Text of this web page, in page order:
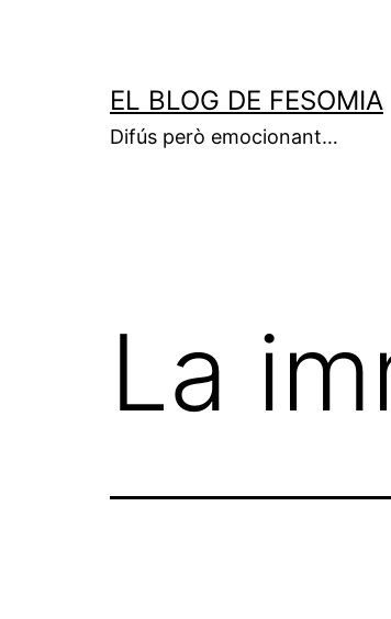
EL BLOG DE FESOMIA
Difús però emocionant…
La